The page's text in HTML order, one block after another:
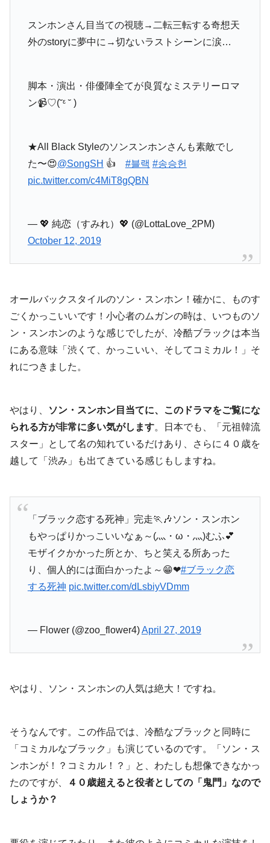
スンホンさん目当ての視聴→二転三転する奇想天
外のstoryに夢中に→切ないラストシーンに涙…
脚本・演出・俳優陣全てが良質なミステリーロマ
ン📹♡(˘ᵋ ˘ )
★All Black Styleのソンスンホンさんも素敵でし
た〜😍@SongSH 👍 #블랙 #송승헌
pic.twitter.com/c4MiT8gQBN
— 💖 純恋（すみれ）💖 (@LottaLove_2PM)
October 12, 2019
オールバックスタイルのソン・スンホン！確かに、ものす
ごくかっこいいです！小心者のムガンの時は、いつものソ
ン・スンホンのような感じでしたが、冷酷ブラックは本当
にある意味「渋くて、かっこいい、そしてコミカル！」そ
れにつきました。
やはり、
ソン・スンホン目当てに、このドラマをご覧にな
られる方が非常に多い気がします。日本でも、「元祖韓流
スター」として名の知れているだけあり、さらに４０歳を
越して「渋み」も出てきている感じもしますね。
「ブラック恋する死神」完走🏃🎶ソン・スンホン
もやっぱりかっこいいなぁ～(灬・ω・灬)むふ💕
モザイクかかった所とか、ちと笑える所あった
り、個人的には面白かったよ～😁❤#ブラック恋
する死神 pic.twitter.com/dLsbiyVDmm
— Flower (@zoo_flower4)April 27, 2019
やはり、ソン・スンホンの人気は絶大！ですね。
そうなんです。この作品では、冷酷なブラックと同時に
「コミカルなブラック」も演じているのです。「ソン・ス
ンホンが！？コミカル！？」と、わたしも想像できなかっ
たのですが、
４０歳超えると役者としての「鬼門」なので
しょうか？